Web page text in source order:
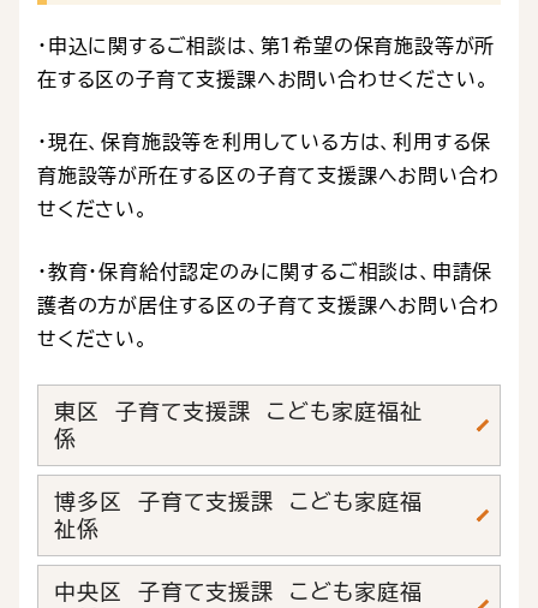
・申込に関するご相談は、第1希望の保育施設等が所
在する区の子育て支援課へお問い合わせください。
・現在、保育施設等を利用している方は、利用する保
育施設等が所在する区の子育て支援課へお問い合わ
せください。
・教育・保育給付認定のみに関するご相談は、申請保
護者の方が居住する区の子育て支援課へお問い合わ
せください。
東区 子育て支援課 こども家庭福祉
係
博多区 子育て支援課 こども家庭福
祉係
中央区 子育て支援課 こども家庭福